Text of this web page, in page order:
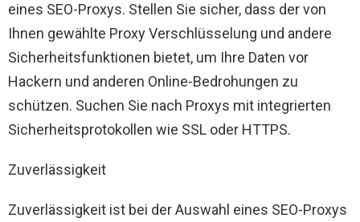
eines SEO-Proxys. Stellen Sie sicher, dass der von
Ihnen gewählte Proxy Verschlüsselung und andere
Sicherheitsfunktionen bietet, um Ihre Daten vor
Hackern und anderen Online-Bedrohungen zu
schützen. Suchen Sie nach Proxys mit integrierten
Sicherheitsprotokollen wie SSL oder HTTPS.
Zuverlässigkeit
Zuverlässigkeit ist bei der Auswahl eines SEO-Proxys